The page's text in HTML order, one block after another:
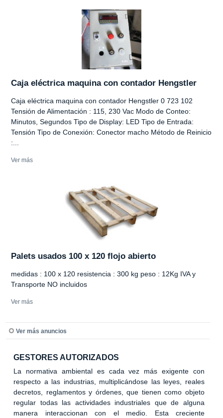
Caja eléctrica maquina con contador Hengstler
Caja eléctrica maquina con contador Hengstler 0 723 102
Tensión de Alimentación : 115, 230 Vac Modo de Conteo:
Minutos, Segundos Tipo de Display: LED Tipo de Entrada:
Tensión Tipo de Conexión: Conector macho Método de Reinicio
:...
Ver más
Palets usados 100 x 120 flojo abierto
medidas : 100 x 120 resistencia : 300 kg peso : 12Kg IVA y
Transporte NO incluidos
Ver más
Ver más anuncios
GESTORES AUTORIZADOS
La normativa ambiental es cada vez más exigente con
respecto a las industrias, multiplicándose las leyes, reales
decretos, reglamentos y órdenes, que tienen como objeto
regular todas las actividades industriales que de alguna
manera interaccionan con el medio. Esta creciente